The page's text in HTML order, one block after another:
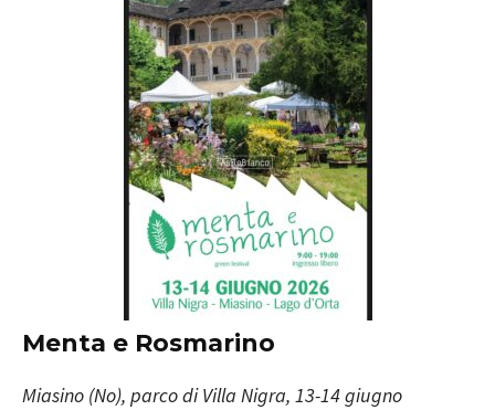
Menta e Rosmarino
Miasino (No), parco di Villa Nigra, 13-14 giugno